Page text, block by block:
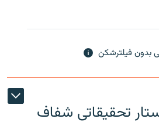
بدون فیلترشکن
تحقیقاتی شفاف